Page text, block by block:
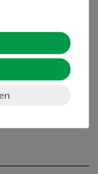
mit der alle
Elektrochemie